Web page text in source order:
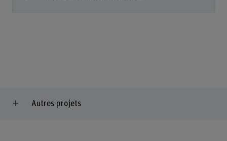
Autres projets